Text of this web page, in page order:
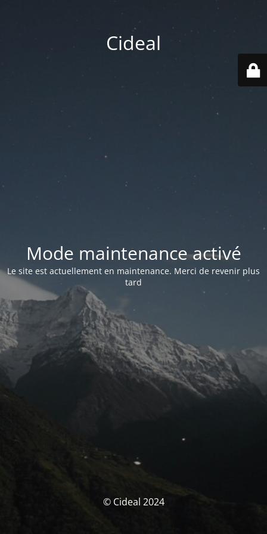
Cideal
Mode maintenance activé
Le site est actuellement en maintenance. Merci de revenir plus
tard
© Cideal 2024